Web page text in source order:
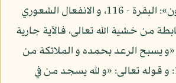
تعالى: «كل له قانتون»: البقرة - 116، و الانفعال الشعوري
من خشية الله تعالى، فالآية جارية
يسبح الرعد بحمده و الملائكة من
خيفته»: الرعد - 13: و قوله تعالى: «و لله يسجد من في